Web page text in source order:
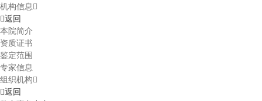
机构信息
返回
本院简介
资质证书
鉴定范围
专家信息
组织机构
返回